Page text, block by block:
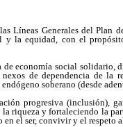
Líneas Generales del Plan
la equidad, con el
economía social solidario,
de dependencia de la
soberano (desde
progresiva (inclusión),
riqueza y fortaleciendo la
en el ser, convivir y el